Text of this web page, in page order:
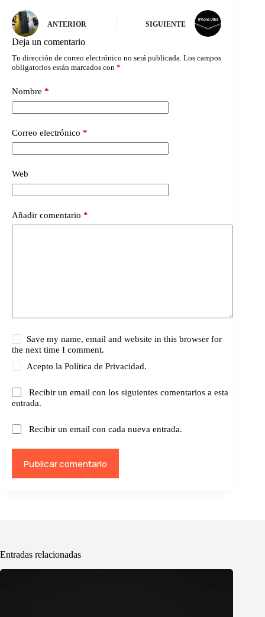
ANTERIOR SIGUIENTE
Deja un comentario
Tu dirección de correo electrónico no será publicada. Los campos
obligatorios están marcados con *
Nombre *
Correo electrónico *
Web
Añadir comentario *
Save my name, email and website in this browser for
the next time I comment.
Acepto laPolítica de Privacidad.
Recibir un email con los siguientes comentarios a esta
entrada.
Recibir un email con cada nueva entrada.
Publicar comentario
Entradas relacionadas